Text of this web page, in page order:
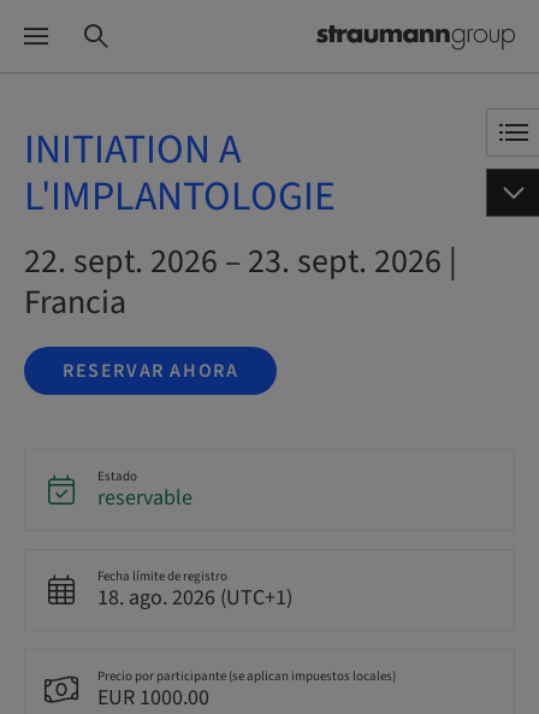
INITIATION A
L'IMPLANTOLOGIE
22. sept. 2026 – 23. sept. 2026 |
Francia
RESERVAR AHORA
Estado
reservable
Fecha límite de registro
18. ago. 2026 (UTC+1)
Precio por participante (se aplican impuestos locales)
EUR 1000.00